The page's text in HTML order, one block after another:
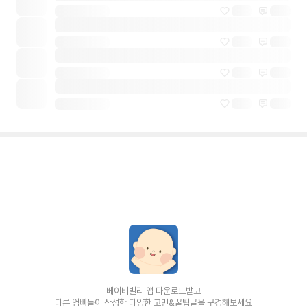
베이비빌리 앱 다운로드받고
다른 엄빠들이 작성한 다양한 고민&꿀팁글을 구경해보세요